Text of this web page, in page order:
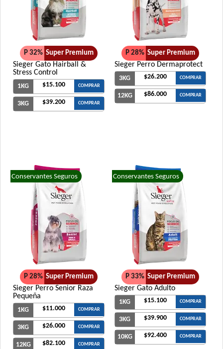
P 32% Super Premium
Sieger Gato Hairball &
Stress Control
1KG $15.100 COMPRAR
3KG $39.200 COMPRAR
P 28% Super Premium
Sieger Perro Dermaprotect
3KG $26.200 COMPRAR
12KG $86.000 COMPRAR
Conservantes Seguros
P 28% Super Premium
Sieger Perro Senior Raza
Pequeña
1KG $11.000 COMPRAR
3KG $26.000 COMPRAR
12KG $82.100 COMPRAR
Conservantes Seguros
P 33% Super Premium
Sieger Gato Adulto
1KG $15.100 COMPRAR
3KG $39.900 COMPRAR
10KG $92.400 COMPRAR